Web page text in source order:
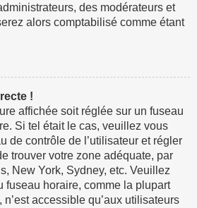
des modérateurs et
alors comptabilisé comme étant
!
affichée soit réglée sur un fuseau
Si tel était le cas, veuillez vous
de contrôle de l’utilisateur et régler
trouver votre zone adéquate, par
New York, Sydney, etc. Veuillez
fuseau horaire, comme la plupart
accessible qu’aux utilisateurs